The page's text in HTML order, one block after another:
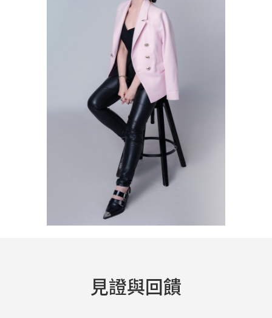
見證與回饋